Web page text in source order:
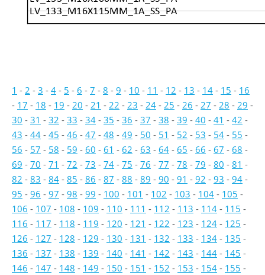
LV_133_M16X115MM_1A_SS_PA
1 - 2 - 3 - 4 - 5 - 6 - 7 - 8 - 9 - 10 - 11 - 12 - 13 - 14 - 15 - 16
- 17 - 18 - 19 - 20 - 21 - 22 - 23 - 24 - 25 - 26 - 27 - 28 - 29 -
30 - 31 - 32 - 33 - 34 - 35 - 36 - 37 - 38 - 39 - 40 - 41 - 42 -
43 - 44 - 45 - 46 - 47 - 48 - 49 - 50 - 51 - 52 - 53 - 54 - 55 -
56 - 57 - 58 - 59 - 60 - 61 - 62 - 63 - 64 - 65 - 66 - 67 - 68 -
69 - 70 - 71 - 72 - 73 - 74 - 75 - 76 - 77 - 78 - 79 - 80 - 81 -
82 - 83 - 84 - 85 - 86 - 87 - 88 - 89 - 90 - 91 - 92 - 93 - 94 -
95 - 96 - 97 - 98 - 99 - 100 - 101 - 102 - 103 - 104 - 105 -
106 - 107 - 108 - 109 - 110 - 111 - 112 - 113 - 114 - 115 -
116 - 117 - 118 - 119 - 120 - 121 - 122 - 123 - 124 - 125 -
126 - 127 - 128 - 129 - 130 - 131 - 132 - 133 - 134 - 135 -
136 - 137 - 138 - 139 - 140 - 141 - 142 - 143 - 144 - 145 -
146 - 147 - 148 - 149 - 150 - 151 - 152 - 153 - 154 - 155 -